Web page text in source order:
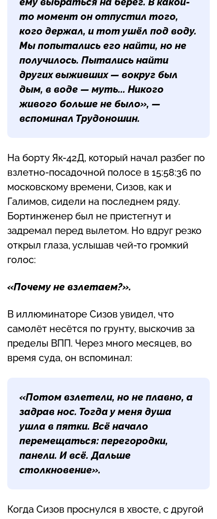
то момент он отпустил того,
кого держал, и тот ушёл под воду.
Мы попытались его найти, но не
получилось. Пытались найти
других выживших — вокруг был
дым, в воде — муть... Никого
живого больше не было», —
вспоминал Трудоношин.
На борту Як-42Д, который начал разбег по
взлетно-посадочной полосе в 15:58:36 по
московскому времени, Сизов, как и
Галимов, сидели на последнем ряду.
Бортинженер был не пристегнут и
задремал перед вылетом. Но вдруг резко
открыл глаза, услышав чей-то громкий
голос:
«Почему не взлетаем?».
В иллюминаторе Сизов увидел, что
самолёт несётся по грунту, выскочив за
пределы ВПП. Через много месяцев, во
время суда, он вспоминал:
«Потом взлетели, но не плавно, а
задрав нос. Тогда у меня душа
ушла в пятки. Всё начало
перемещаться: перегородки,
панели. И всё. Дальше
столкновение».
Когда Сизов проснулся в хвосте, с другой